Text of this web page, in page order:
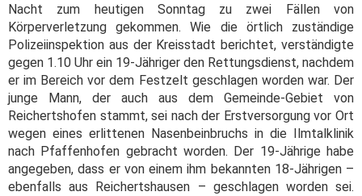
Nacht zum heutigen Sonntag zu zwei Fällen von
Körperverletzung gekommen. Wie die örtlich zuständige
Polizeiinspektion aus der Kreisstadt berichtet, verständigte
gegen 1.10 Uhr ein 19-Jähriger den Rettungsdienst, nachdem
er im Bereich vor dem Festzelt geschlagen worden war. Der
junge Mann, der auch aus dem Gemeinde-Gebiet von
Reichertshofen stammt, sei nach der Erstversorgung vor Ort
wegen eines erlittenen Nasenbeinbruchs in die Ilmtalklinik
nach Pfaffenhofen gebracht worden. Der 19-Jährige habe
angegeben, dass er von einem ihm bekannten 18-Jährigen –
ebenfalls aus Reichertshausen – geschlagen worden sei.